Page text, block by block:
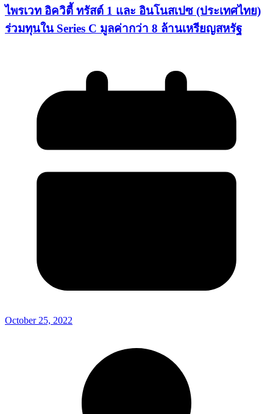
ไพรเวท อิควิตี้ ทรัสต์ 1 และ อินโนสเปซ (ประเทศไทย)
ร่วมทุนใน Series C มูลค่ากว่า 8 ล้านเหรียญสหรัฐ
October 25, 2022